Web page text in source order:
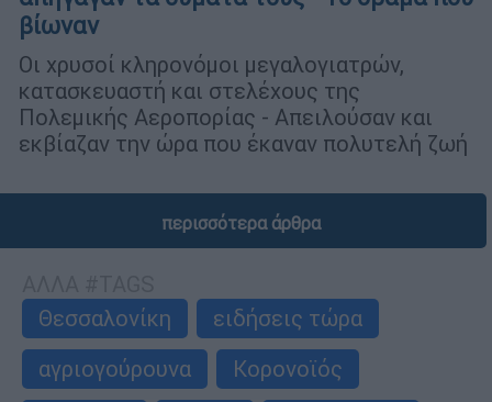
βίωναν
Οι χρυσοί κληρονόμοι μεγαλογιατρών,
κατασκευαστή και στελέχους της
Πολεμικής Αεροπορίας - Απειλούσαν και
εκβίαζαν την ώρα που έκαναν πολυτελή ζωή
περισσότερα άρθρα
Θεσσαλονίκη
ειδήσεις τώρα
αγριογούρουνα
Κορονοϊός